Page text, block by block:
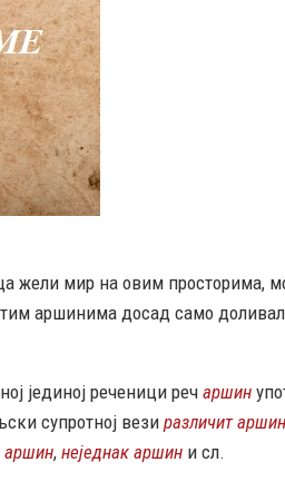
жели мир на овим просторима,
аршинима досад само
јединој реченици реч аршин
супротној вези различит аршин
аршин, неједнак аршин и сл.